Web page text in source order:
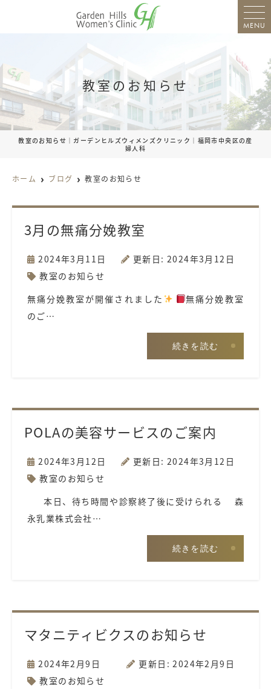
MENU
教室のお知らせ
教室のお知らせ｜ガーデンヒルズウィメンズクリニック｜福岡市中央区の産
婦人科
ホーム ブログ 教室のお知らせ
3月の無痛分娩教室
2024年3月11日
更新日: 2024年3月12日
教室のお知らせ
無痛分娩教室が開催されました
無痛分娩教室
のご…
続きを読む
POLAの美容サービスのご案内
2024年3月12日
更新日: 2024年3月12日
教室のお知らせ
本日、待ち時間や診察終了後に受けられる 森
永乳業株式会社…
続きを読む
マタニティビクスのお知らせ
2024年2月9日
更新日: 2024年2月9日
教室のお知らせ